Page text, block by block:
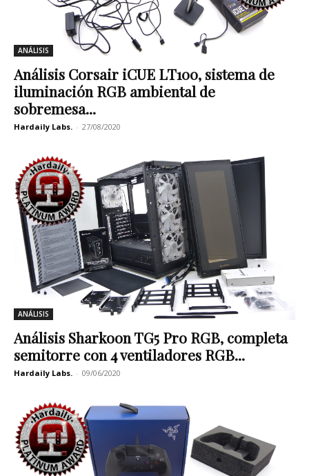
ANÁLISIS
Análisis Corsair iCUE LT100, sistema de
iluminación RGB ambiental de
sobremesa...
Hardaily Labs. - 27/08/2020
ANÁLISIS
Análisis Sharkoon TG5 Pro RGB, completa
semitorre con 4 ventiladores RGB...
Hardaily Labs. - 09/06/2020